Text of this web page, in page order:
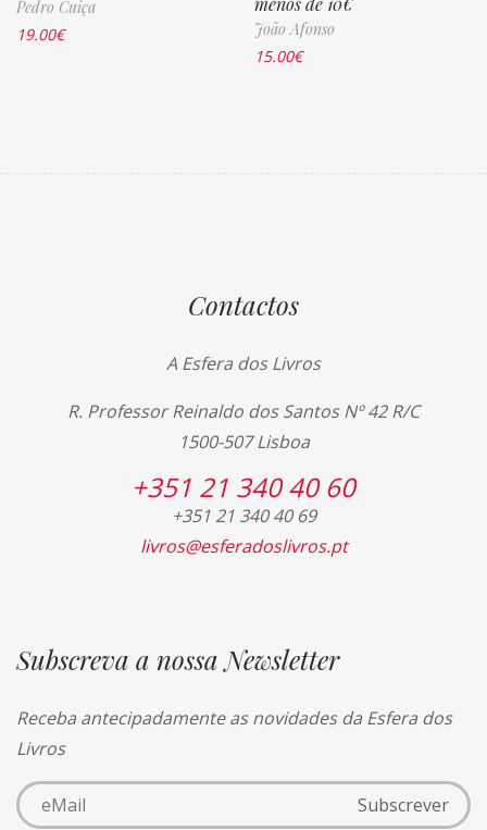
Pedro Cuiça
19.00€
João Afonso
15.00€
Contactos
A Esfera dos Livros
R. Professor Reinaldo dos Santos Nº 42 R/C
1500-507 Lisboa
+351 21 340 40 60
+351 21 340 40 69
livros@esferadoslivros.pt
Subscreva a nossa Newsletter
Receba antecipadamente as novidades da Esfera dos
Livros